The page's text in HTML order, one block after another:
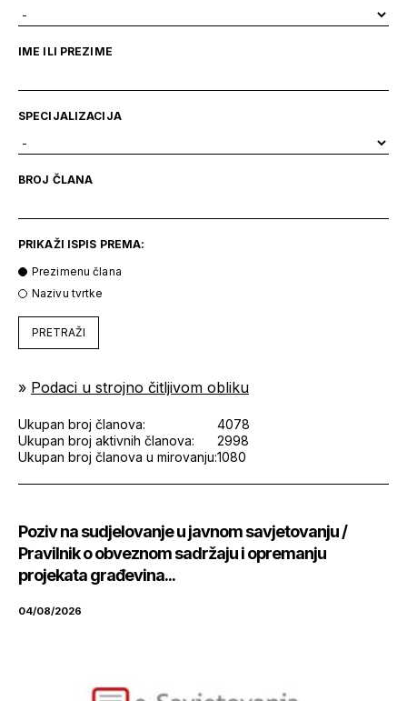
IME ILI PREZIME
SPECIJALIZACIJA
BROJ ČLANA
PRIKAŽI ISPIS PREMA:
Prezimenu člana
Nazivu tvrtke
PRETRAŽI
» Podaci u strojno čitljivom obliku
Ukupan broj članova:
4078
Ukupan broj aktivnih članova:
2998
Ukupan broj članova u mirovanju:1080
Poziv na sudjelovanje u javnom savjetovanju /
Pravilnik o obveznom sadržaju i opremanju
projekata građevina...
04/08/2026